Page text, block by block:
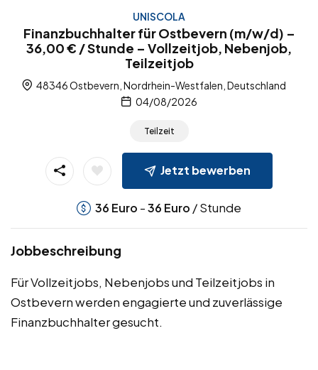
UNISCOLA
Finanzbuchhalter für Ostbevern (m/w/d) –
36,00 € / Stunde – Vollzeitjob, Nebenjob,
Teilzeitjob
48346 Ostbevern, Nordrhein-Westfalen, Deutschland
04/08/2026
Teilzeit
Jetzt bewerben
36 Euro -36 Euro / Stunde
Jobbeschreibung
Für Vollzeitjobs, Nebenjobs und Teilzeitjobs in
Ostbevern werden engagierte und zuverlässige
Finanzbuchhalter gesucht.